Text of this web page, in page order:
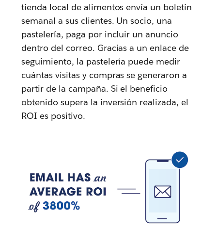
tienda local de alimentos envía un boletín
semanal a sus clientes. Un socio, una
pastelería, paga por incluir un anuncio
dentro del correo. Gracias a un enlace de
seguimiento, la pastelería puede medir
cuántas visitas y compras se generaron a
partir de la campaña. Si el beneficio
obtenido supera la inversión realizada, el
ROI es positivo.